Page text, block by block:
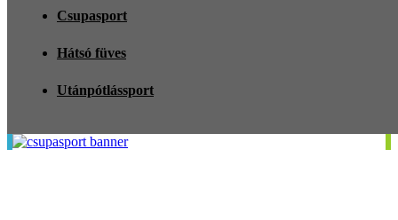
Csupasport
Hátsó füves
Utánpótlássport